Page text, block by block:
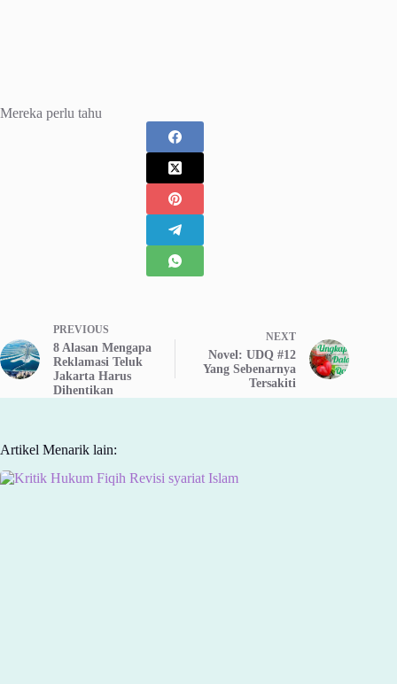
Mereka perlu tahu
PREVIOUS
8 Alasan Mengapa
Reklamasi Teluk
Jakarta Harus
Dihentikan
NEXT
Novel: UDQ #12
Yang Sebenarnya
Tersakiti
Artikel Menarik lain: